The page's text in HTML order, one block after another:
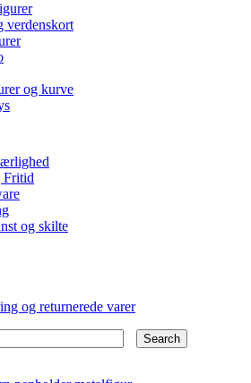
verdenskort
og kurve
Fritid
og skilte
og returnerede varer
Search